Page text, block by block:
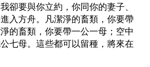
卻要與你立約，你同你的妻子、
入方舟。凡潔淨的畜類，你要帶
的畜類，你要帶一公一母；空中
七母。這些都可以留種，將來在